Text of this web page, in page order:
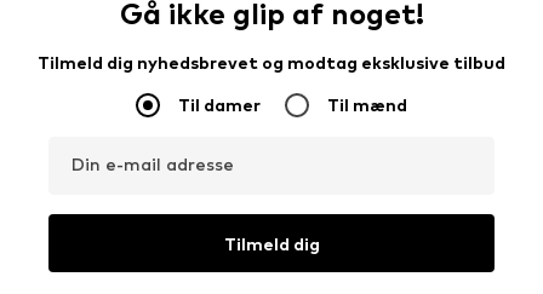
Gå ikke glip af noget!
Tilmeld dig nyhedsbrevet og modtag eksklusive tilbud
Til damer Til mænd
Din e-mail adresse
Tilmeld dig